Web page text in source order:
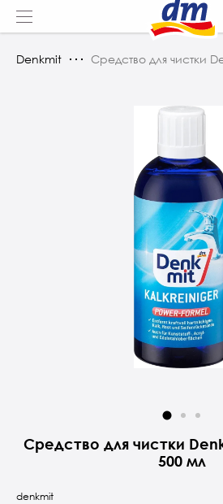
Denkmit Средство для чистки
Средство для чистки
500 мл
denkmit